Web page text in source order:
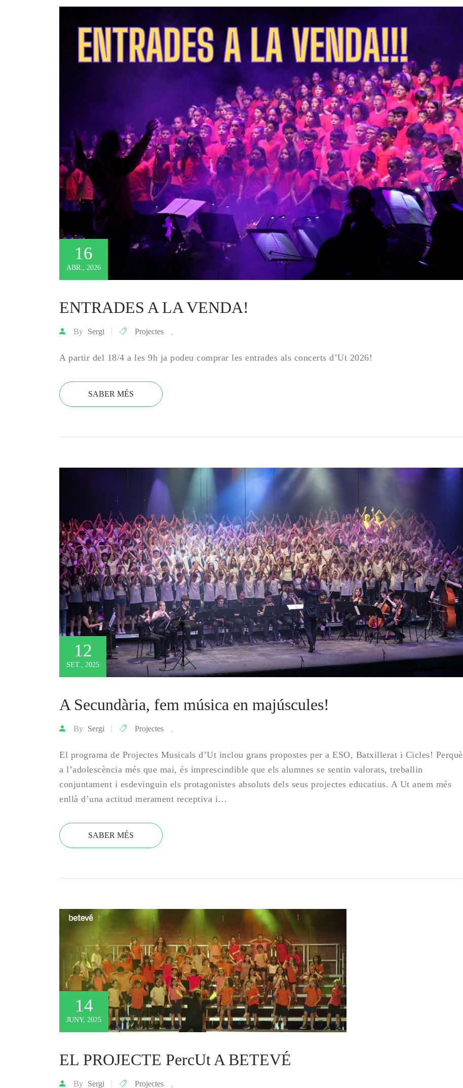
16
ABR., 2026
ENTRADES A LA VENDA!
By Sergi Projectes ,
A partir del 18/4 a les 9h ja podeu comprar les entrades als concerts d’Ut 2026!
SABER MÉS
12
SET., 2025
A Secundària, fem música en majúscules!
By Sergi Projectes ,
El programa de Projectes Musicals d’Ut inclou grans propostes per a ESO, Batxillerat i Cicles! Perquè
a l’adolescència més que mai, és imprescindible que els alumnes se sentin valorats, treballin
conjuntament i esdevinguin els protagonistes absoluts dels seus projectes educatius. A Ut anem més
enllà d’una actitud merament receptiva i…
SABER MÉS
14
JUNY, 2025
EL PROJECTE PercUt A BETEVÉ
By Sergi Projectes ,